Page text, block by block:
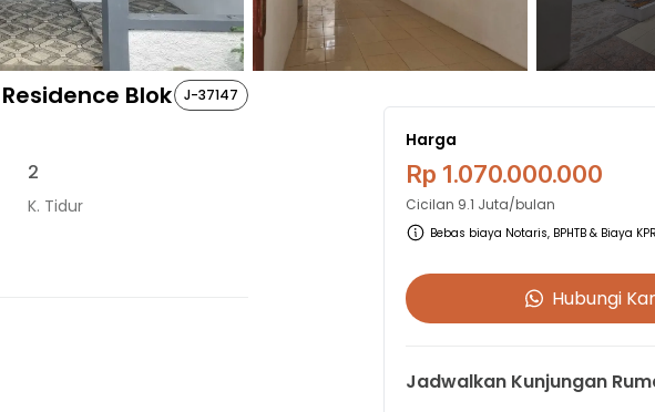
Blok
J-37147
2
K. Tidur
Harga
Rp 1.070.000.000
Cicilan 9.1 Juta/bulan
Bebas biaya Notaris, BPHTB & Biaya KPR
Hubungi
Jadwalkan Kunjungan